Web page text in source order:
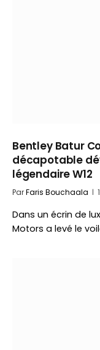
Bentley Batur
décapotable
légendaire W12
ParFaris Bouchaala
Dans un écrin de
Motors a levé le